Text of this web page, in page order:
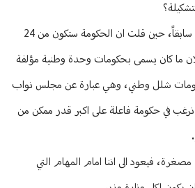
أجاب: سبق واعطيت التصوّر سابقاً، حين قلت ان الحكومة ستكون من 24
وليس من 14 او 30، لان ما كان يسمى بحكومات وحدة وطنية مؤلفة
حكومات شلل وطني، وهي عبارة عن مجلس نواب
في حكومة فاعلة على اكبر قدر ممكن من
فيعود الى اننا امام المهام التي